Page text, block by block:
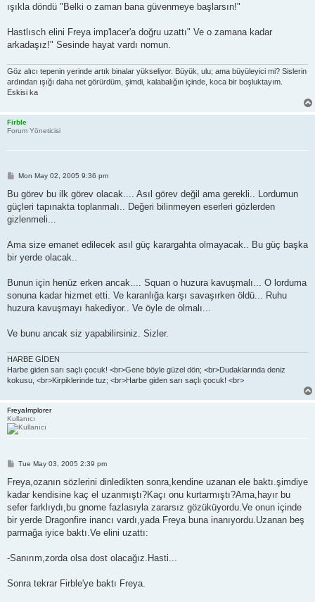
ışıkla döndü "Belki o zaman bana güvenmeye başlarsın!"
Hastlısch elini Freya imp'lacer'a doğru uzattı" Ve o zamana kadar
arkadaşız!" Sesinde hayat vardı nomun.
Göz alıcı tepenin yerinde artık binalar yükseliyor. Büyük, ulu; ama büyüleyici mi? Sislerin
ardından ışığı daha net görürdüm, şimdi, kalabalığın içinde, koca bir boşluktayım.
Eskisi ka
Firble
Forum Yöneticisi
P
s
Mon May 02, 2005 9:36 pm
Bu görev bu ilk görev olacak.... Asıl görev değil ama gerekli.. Lordumun
güçleri tapınakta toplanmalı.. Değeri bilinmeyen eserleri gözlerden
gizlenmeli...
Ama size emanet edilecek asıl güç karargahta olmayacak.. Bu güç başka
bir yerde olacak..
Bunun için henüz erken ancak.... Squan o huzura kavuşmalı... O lorduma
sonuna kadar hizmet etti. Ve karanlığa karşı savaşırken öldü... Ruhu
huzura kavuşmayı hakediyor.. Ve öyle de olmalı...
Ve bunu ancak siz yapabilirsiniz. Sizler.
HARBE GİDEN
Harbe giden sarı saçlı çocuk! <br>Gene böyle güzel dön; <br>Dudaklarında deniz
kokusu, <br>Kirpiklerinde tuz; <br>Harbe giden sarı saçlı çocuk! <br>
FreyaImplorer
Kullanıcı
P
s
Tue May 03, 2005 2:39 pm
Freya,ozanın sözlerini dinledikten sonra,kendine uzanan ele baktı.şimdiye
kadar kendisine kaç el uzanmıştı?Kaçı onu kurtarmıştı?Ama,hayır bu
sefer farklıydı,bu gnome fazlasıyla zararsız gözüküyordu.Ve onun içinde
bir yerde Dragonfire inancı vardı,yada Freya buna inanıyordu.Uzanan beş
parmağa iyice baktı.Ve elini uzattı:
-Sanırım,zorda olsa dost olacağız.Hasti...
Sonra tekrar Firble'ye baktı Freya.